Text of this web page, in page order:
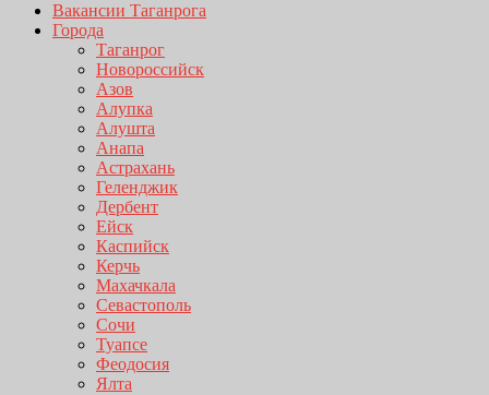
Вакансии Таганрога
Города
Таганрог
Новороссийск
Азов
Алупка
Алушта
Анапа
Астрахань
Геленджик
Дербент
Ейск
Каспийск
Керчь
Махачкала
Севастополь
Сочи
Туапсе
Феодосия
Ялта